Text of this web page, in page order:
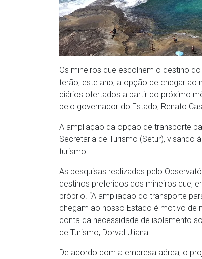
Os mineiros que escolhem o destino
terão, este ano, a opção de chegar ao
diários ofertados a partir do próximo
pelo governador do Estado, Renato
A ampliação da opção de transporte
Secretaria de Turismo (Setur),
turismo.
As pesquisas realizadas pelo
destinos preferidos dos mineiros que,
próprio. “A ampliação do transporte
chegam ao nosso Estado é motivo de
conta da necessidade de isolamento
de Turismo, Dorval Uliana.
De acordo com a empresa aérea, o